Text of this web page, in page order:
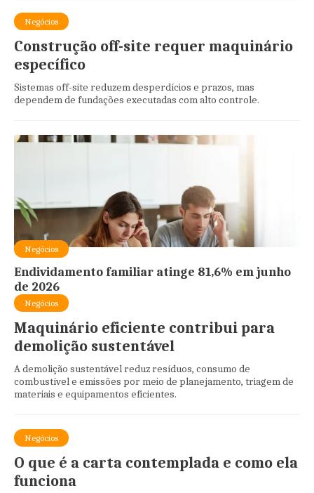
Negócios
Construção off-site requer maquinário
específico
Sistemas off-site reduzem desperdícios e prazos, mas
dependem de fundações executadas com alto controle.
Negócios
Endividamento familiar atinge 81,6% em junho
de 2026
Negócios
Maquinário eficiente contribui para
demolição sustentável
A demolição sustentável reduz resíduos, consumo de
combustível e emissões por meio de planejamento, triagem de
materiais e equipamentos eficientes.
Negócios
O que é a carta contemplada e como ela
funciona